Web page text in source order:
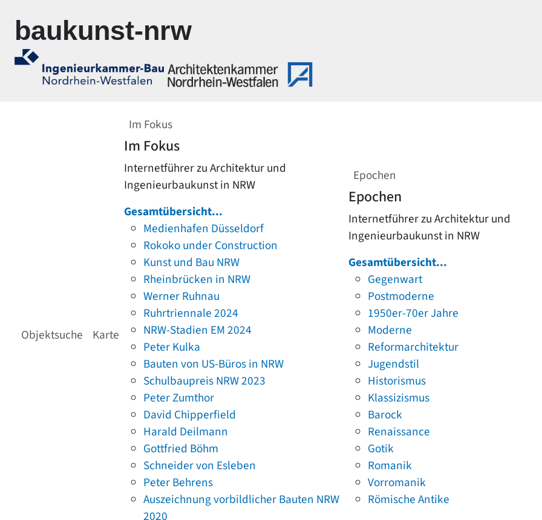
baukunst-nrw
Objektsuche Karte
Im Fokus
Im Fokus
Internetführer zu Architektur und
Ingenieurbaukunst in NRW
Gesamtübersicht...
Medienhafen Düsseldorf
Rokoko under Construction
Kunst und Bau NRW
Rheinbrücken in NRW
Werner Ruhnau
Ruhrtriennale 2024
NRW-Stadien EM 2024
Peter Kulka
Bauten von US-Büros in NRW
Schulbaupreis NRW 2023
Peter Zumthor
David Chipperfield
Harald Deilmann
Gottfried Böhm
Schneider von Esleben
Peter Behrens
Auszeichnung vorbildlicher Bauten NRW
2020
Epochen
Epochen
Internetführer zu Architektur und
Ingenieurbaukunst in NRW
Gesamtübersicht...
Gegenwart
Postmoderne
1950er-70er Jahre
Moderne
Reformarchitektur
Jugendstil
Historismus
Klassizismus
Barock
Renaissance
Gotik
Romanik
Vorromanik
Römische Antike